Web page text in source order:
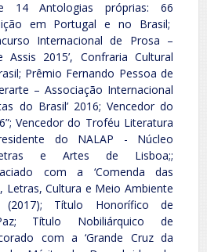
14 Antologias próprias: 66
em Portugal e no Brasil;
Internacional de Prosa –
Assis 2015’, Confraria Cultural
Prêmio Fernando Pessoa de
– Associação Internacional
do Brasil’ 2016; Vencedor do
Vencedor do Troféu Literatura
do NALAP - Núcleo
e Artes de Lisboa;;
com a ‘Comenda das
Letras, Cultura e Meio Ambiente
(2017); Título Honorífico de
Título Nobiliárquico de
com a ‘Grande Cruz da